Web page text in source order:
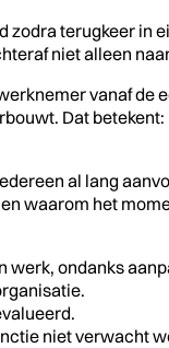
terugkeer in
niet alleen
vanaf
Dat
al lang
waarom het
werk, ondanks
niet verwacht